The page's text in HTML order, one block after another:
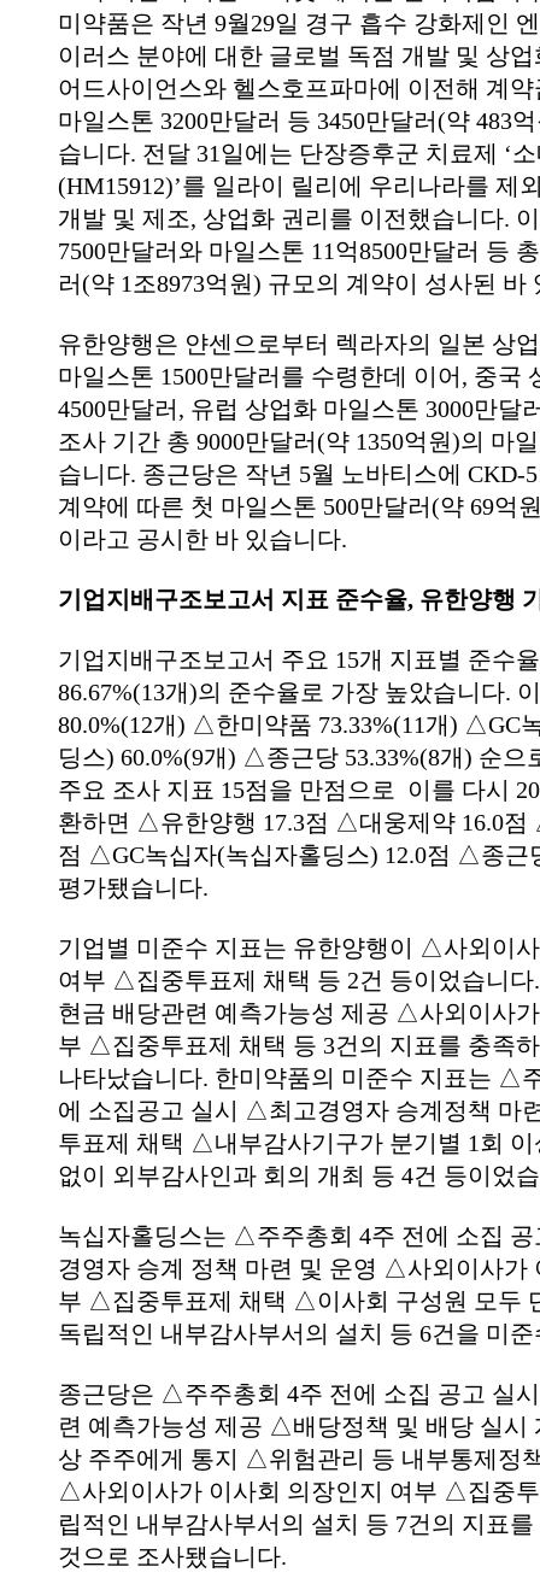
미약품은 작년 9월29일 경구 흡수 강화제인
이러스 분야에 대한 글로벌 독점 개발 및 상
어드사이언스와 헬스호프파마에 이전해 계약
마일스톤 3200만달러 등 3450만달러(약 483
습니다. 전달 31일에는 단장증후군 치료제 ‘
(HM15912)’를 일라이 릴리에 우리나라를 제
개발 및 제조, 상업화 권리를 이전했습니다.
7500만달러와 마일스톤 11억8500만달러 등
러(약 1조8973억원) 규모의 계약이 성사된 바
유한양행은 얀센으로부터 렉라자의 일본 상
마일스톤 1500만달러를 수령한데 이어, 중국
4500만달러, 유럽 상업화 마일스톤 3000만달
조사 기간 총 9000만달러(약 1350억원)의 마
습니다. 종근당은 작년 5월 노바티스에 CKD-
계약에 따른 첫 마일스톤 500만달러(약 69억
이라고 공시한 바 있습니다.
기업지배구조보고서 지표 준수율, 유한양행
기업지배구조보고서 주요 15개 지표별 준수
86.67%(13개)의 준수율로 가장 높았습니다.
80.0%(12개) △한미약품 73.33%(11개) △GC
딩스) 60.0%(9개) △종근당 53.33%(8개) 순으
주요 조사 지표 15점을 만점으로 이를 다시
환하면 △유한양행 17.3점 △대웅제약 16.0점
점 △GC녹십자(녹십자홀딩스) 12.0점 △종근
평가됐습니다.
기업별 미준수 지표는 유한양행이 △사외이
여부 △집중투표제 채택 등 2건 등이었습니
현금 배당관련 예측가능성 제공 △사외이사
부 △집중투표제 채택 등 3건의 지표를 충족
나타났습니다. 한미약품의 미준수 지표는 △
에 소집공고 실시 △최고경영자 승계정책 마
투표제 채택 △내부감사기구가 분기별 1회 이
없이 외부감사인과 회의 개최 등 4건 등이었
녹십자홀딩스는 △주주총회 4주 전에 소집
경영자 승계 정책 마련 및 운영 △사외이사가
부 △집중투표제 채택 △이사회 구성원 모두
독립적인 내부감사부서의 설치 등 6건을 미
종근당은 △주주총회 4주 전에 소집 공고 실
련 예측가능성 제공 △배당정책 및 배당 실시
상 주주에게 통지 △위험관리 등 내부통제정
△사외이사가 이사회 의장인지 여부 △집중
립적인 내부감사부서의 설치 등 7건의 지표
것으로 조사됐습니다.